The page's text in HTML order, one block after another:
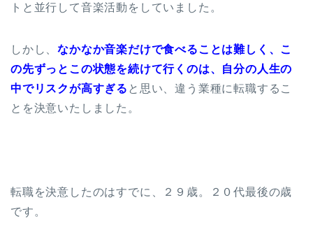
トと並行して音楽活動をしていました。
しかし、なかなか音楽だけで食べることは難しく、こ
の先ずっとこの状態を続けて行くのは、自分の人生の
中でリスクが高すぎる と思い、違う業種に転職するこ
とを決意いたしました。
転職を決意したのはすでに、２９歳。２０代最後の歳
です。